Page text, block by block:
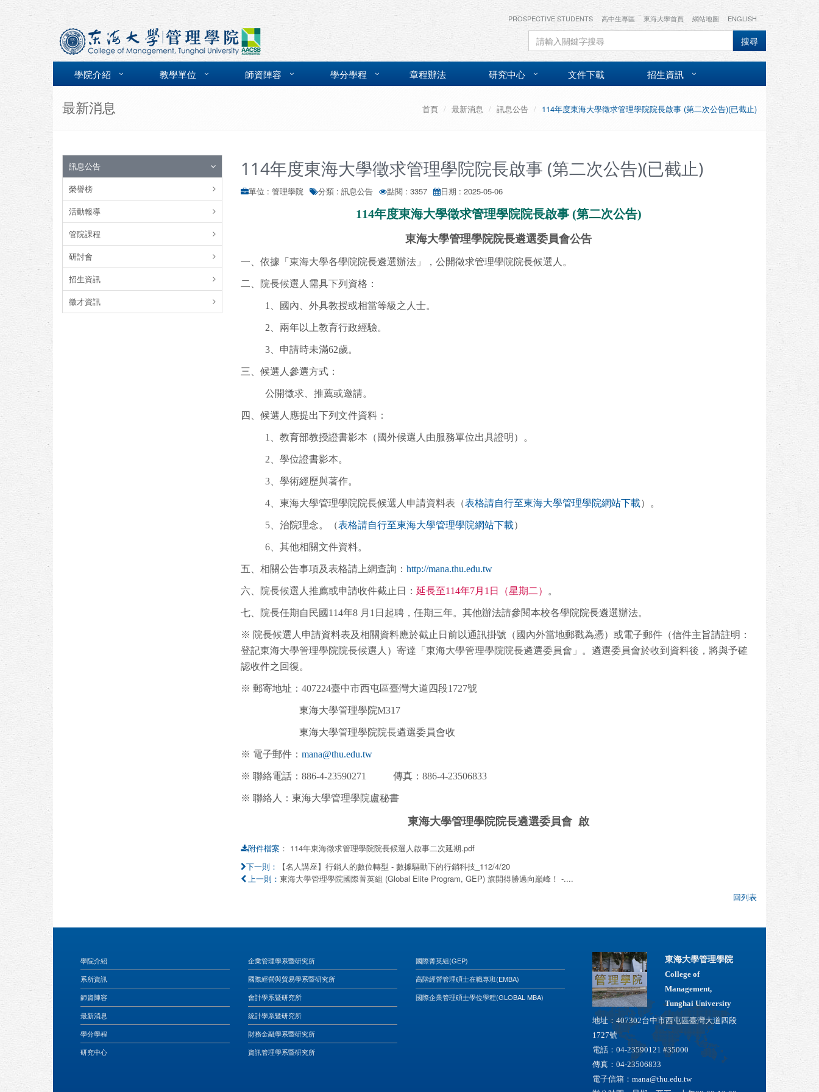
PROSPECTIVE STUDENTS 高中生專區 東海大學首頁 網站地圖 ENGLISH
搜尋
學院介紹 教學單位 師資陣容 學分學程 章程辦法 研究中心 文件下載 招生資訊
最新消息 首頁 最新消息 訊息公告 114年度東海大學徵求管理學院院長啟事 (第二次公告)(已截止)
訊息公告
榮譽榜
活動報導
管院課程
研討會
招生資訊
徵才資訊
114年度東海大學徵求管理學院院長啟事 (第二次公告)(已截止)
單位 : 管理學院 分類 : 訊息公告 點閱 : 3357 日期 : 2025-05-06
114年度東海大學徵求管理學院院長啟事 (第二次公告)
東海大學管理學院院長遴選委員會公告
一、依據「東海大學各學院院長遴選辦法」，公開徵求管理學院院長候選人。
二、院長候選人需具下列資格：
1、國內、外具教授或相當等級之人士。
2、兩年以上教育行政經驗。
3、申請時未滿62歲。
三、候選人參選方式：
公開徵求、推薦或邀請。
四、候選人應提出下列文件資料：
1、教育部教授證書影本（國外候選人由服務單位出具證明）。
2、學位證書影本。
3、學術經歷與著作。
4、東海大學管理學院院長候選人申請資料表（表格請自行至東海大學管理學院網站下載）。
5、治院理念。（表格請自行至東海大學管理學院網站下載）
6、其他相關文件資料。
五、相關公告事項及表格請上網查詢： http://mana.thu.edu.tw
六、院長候選人推薦或申請收件截止日： 延長至114年7月1日（星期二） 。
七、院長任期自民國114年8 月1日起聘，任期三年。其他辦法請參閱本校各學院院長遴選辦法。
※ 院長候選人申請資料表及相關資料應於截止日前以通訊掛號（國內外當地郵戳為憑）或電子郵件（信件主旨請註明：
登記東海大學管理學院院長候選人）寄達「東海大學管理學院院長遴選委員會」。遴選委員會於收到資料後，將與予確
認收件之回復。
※ 郵寄地址：407224臺中市西屯區臺灣大道四段1727號
東海大學管理學院M317
東海大學管理學院院長遴選委員會收
※ 電子郵件： mana@thu.edu.tw
※ 聯絡電話：886-4-23590271 傳真：886-4-23506833
※ 聯絡人：東海大學管理學院盧秘書
東海大學管理學院院長遴選委員會 啟
附件檔案： 114年東海徵求管理學院院長候選人啟事二次延期.pdf
下一則： 【名人講座】行銷人的數位轉型 - 數據驅動下的行銷科技_112/4/20
上一則： 東海大學管理學院國際菁英組 (Global Elite Program, GEP) 旗開得勝邁向巔峰！ -....
回列表
學院介紹
系所資訊
師資陣容
最新消息
學分學程
研究中心
企業管理學系暨研究所
國際經營與貿易學系暨研究所
會計學系暨研究所
統計學系暨研究所
財務金融學系暨研究所
資訊管理學系暨研究所
國際菁英組(GEP)
高階經營管理碩士在職專班(EMBA)
國際企業管理碩士學位學程(GLOBAL MBA)
東海大學管理學院
College of
Management,
Tunghai University
地址：407302台中市西屯區臺灣大道四段
1727號
電話：04-23590121 #35000
傳真：04-23506833
電子信箱： mana@thu.edu.tw